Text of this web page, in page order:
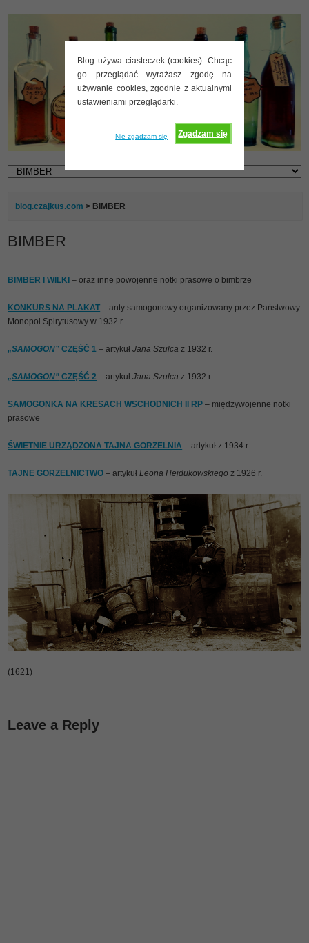
Blog używa ciasteczek (cookies). Chcąc
go przeglądać wyrażasz zgodę na
używanie cookies, zgodnie z aktualnymi
ustawieniami przeglądarki.
Zgadzam się
Nie zgadzam się
blog.czajkus.com > BIMBER
BIMBER
BIMBER I WILKI – oraz inne powojenne notki prasowe o bimbrze
KONKURS NA PLAKAT – anty samogonowy organizowany przez Państwowy
Monopol Spirytusowy w 1932 r
„SAMOGON” CZĘŚĆ 1 – artykułJana Szulca z 1932 r.
„SAMOGON” CZĘŚĆ 2 – artykułJana Szulca z 1932 r.
SAMOGONKA NA KRESACH WSCHODNICH II RP – międzywojenne notki
prasowe
ŚWIETNIE URZĄDZONA TAJNA GORZELNIA – artykuł z 1934 r.
TAJNE GORZELNICTWO – artykułLeona Hejdukowskiego z 1926 r.
(1621)
Leave a Reply